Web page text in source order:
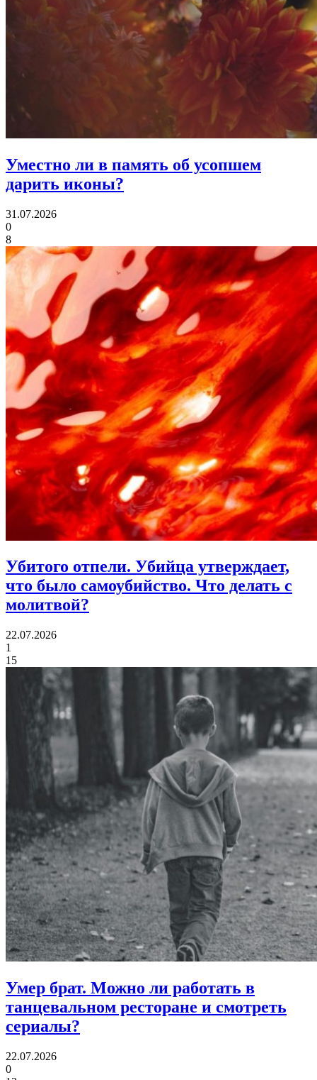
Уместно ли в память об усопшем
дарить иконы?
31.07.2026
0
8
Убитого отпели. Убийца утверждает,
что было самоубийство. Что делать с
молитвой?
22.07.2026
1
15
Умер брат. Можно ли работать в
танцевальном ресторане и смотреть
сериалы?
22.07.2026
0